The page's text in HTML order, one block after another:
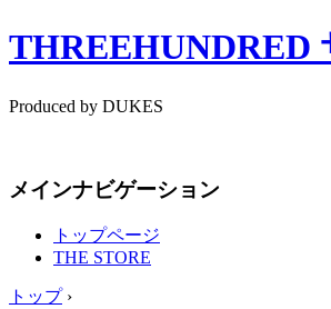
THREEHUNDRED
Produced by DUKES
メインナビゲーション
トップページ
THE STORE
トップ›